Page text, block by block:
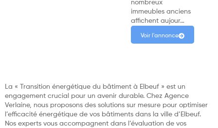
nombreux
immeubles anciens
affichent aujour…
Voir l'annonce
La « Transition énergétique du bâtiment à Elbeuf » est un
engagement crucial pour un avenir durable. Chez Agence
Verlaine, nous proposons des solutions sur mesure pour optimiser
l’efficacité énergétique de vos bâtiments dans la ville d’Elbeuf.
Nos experts vous accompagnent dans l’évaluation de vos